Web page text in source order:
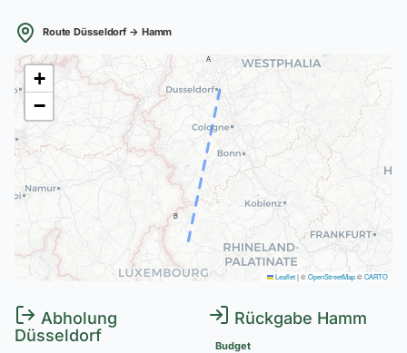
Route Düsseldorf → Hamm
A
B
+
−
Leaflet|©OpenStreetMap©CARTO
Abholung
Düsseldorf
Rückgabe Hamm
Budget